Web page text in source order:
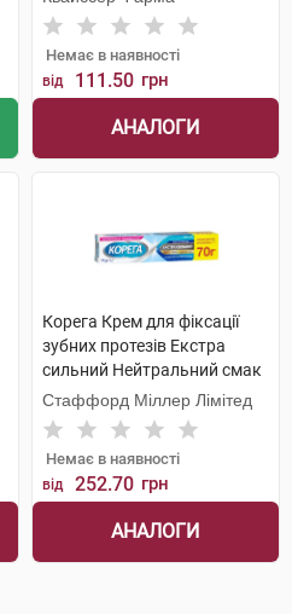
Немає в наявності
від 111.50 грн
АНАЛОГИ
Корега Крем для фіксації
зубних протезів Екстра
сильний Нейтральний смак
70 мл 1 туба
Стаффорд Міллер Лімітед
Немає в наявності
від 252.70 грн
АНАЛОГИ